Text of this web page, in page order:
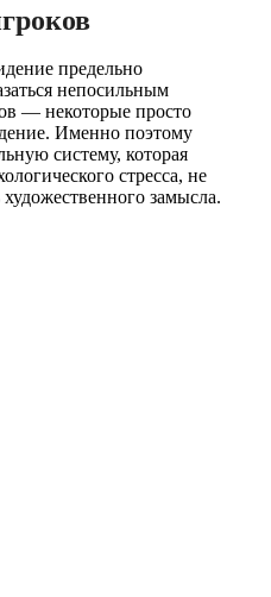
предельно
непосильным
— некоторые просто
Именно поэтому
систему, которая
стресса, не
замысла.